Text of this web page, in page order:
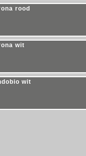
rood
wit
wit